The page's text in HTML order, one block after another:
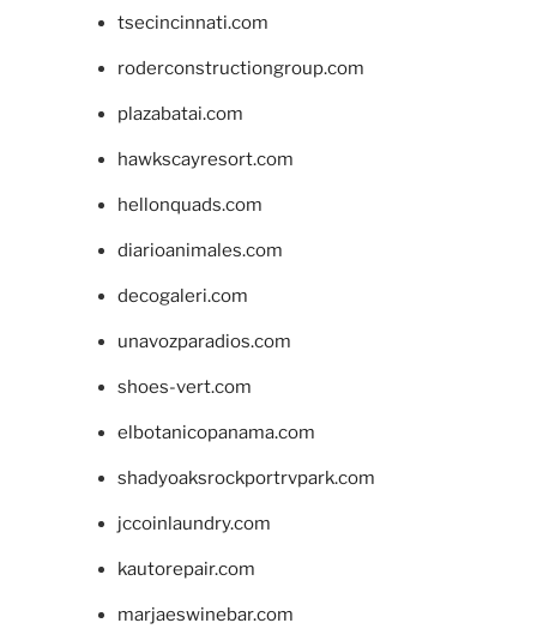
tsecincinnati.com
roderconstructiongroup.com
plazabatai.com
hawkscayresort.com
hellonquads.com
diarioanimales.com
decogaleri.com
unavozparadios.com
shoes-vert.com
elbotanicopanama.com
shadyoaksrockportrvpark.com
jccoinlaundry.com
kautorepair.com
marjaeswinebar.com